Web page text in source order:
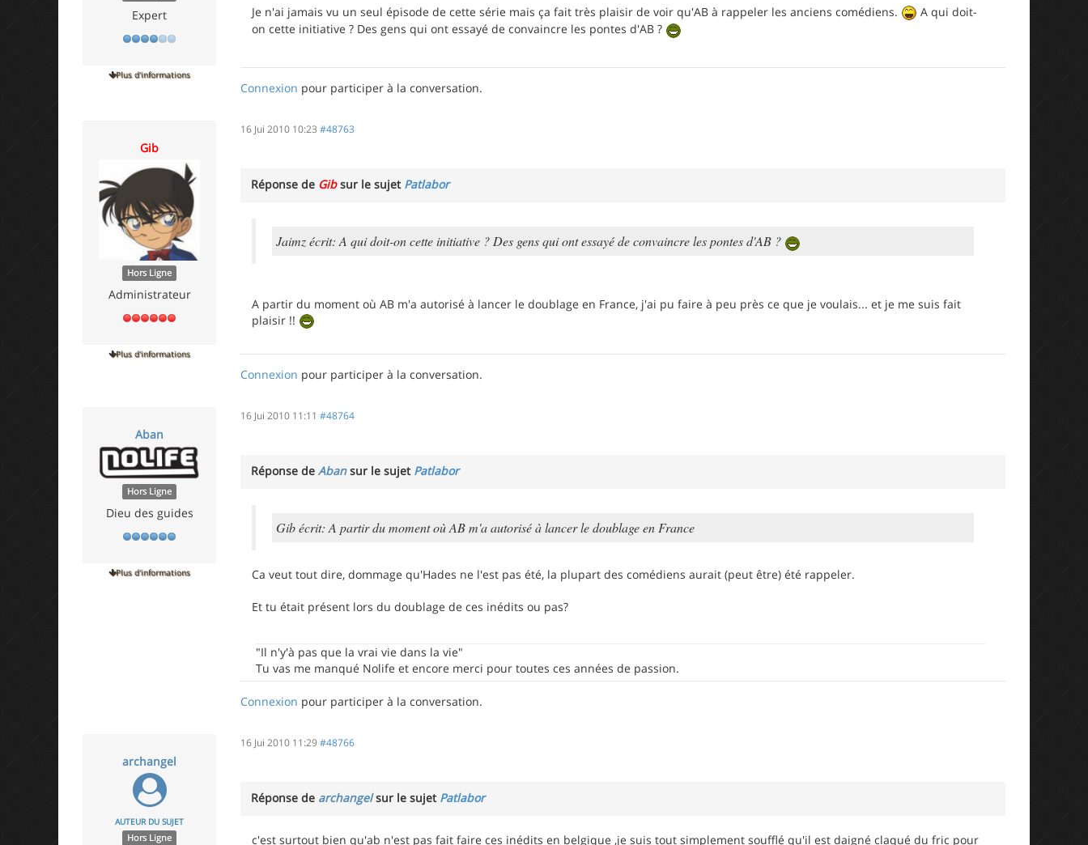
Expert
Plus d'informations
Je n'ai jamais vu un seul épisode de cette série mais ça fait très plaisir de voir qu'AB à rappeler les anciens comédiens.
A qui doit-
on cette initiative ? Des gens qui ont essayé de convaincre les pontes d'AB ?
Connexion pour participer à la conversation.
Gib
Hors Ligne
Administrateur
Plus d'informations
16 Jui 2010 10:23 #48763
Réponse de Gibsur le sujet Patlabor
Jaimz écrit: A qui doit-on cette initiative ? Des gens qui ont essayé de convaincre les pontes d'AB ?
A partir du moment où AB m'a autorisé à lancer le doublage en France, j'ai pu faire à peu près ce que je voulais... et je me suis fait
plaisir !!
Connexion pour participer à la conversation.
Aban
Hors Ligne
Dieu des guides
Plus d'informations
16 Jui 2010 11:11 #48764
Réponse de Abansur le sujet Patlabor
Gib écrit: A partir du moment où AB m'a autorisé à lancer le doublage en France
Ca veut tout dire, dommage qu'Hades ne l'est pas été, la plupart des comédiens aurait (peut être) été rappeler.
Et tu était présent lors du doublage de ces inédits ou pas?
"Il n'y'à pas que la vrai vie dans la vie"
Tu vas me manqué Nolife et encore merci pour toutes ces années de passion.
Connexion pour participer à la conversation.
archangel
AUTEUR DU SUJET
Hors Ligne
16 Jui 2010 11:29#48766
Réponse de archangelsur le sujet Patlabor
c'est surtout bien qu'ab n'est pas fait faire ces inédits en belgique ,je suis tout simplement soufflé qu'il est daigné claqué du fric pour